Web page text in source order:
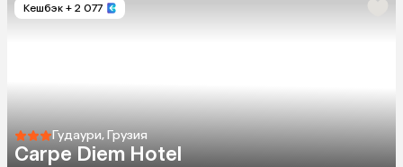
Кешбэк + 2 077
Гудаури, Грузия
Carpe Diem Hotel